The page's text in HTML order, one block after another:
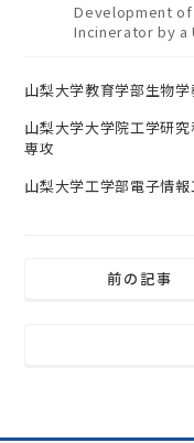
Development of
Incinerator by a
山梨大学教育学部生物
山梨大学大学院工学研
専攻
山梨大学工学部電子情
前の記事